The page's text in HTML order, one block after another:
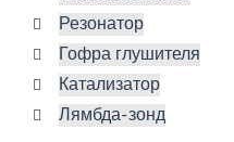
Резонатор
Гофра глушителя
Катализатор
Лямбда-зонд